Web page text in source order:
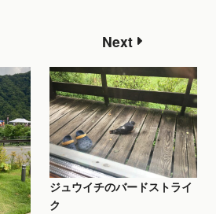
Next
ジュウイチのバードストライ
ク